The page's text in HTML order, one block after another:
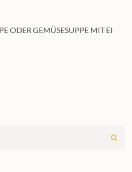
ODER GEMÜSESUPPE MIT EI